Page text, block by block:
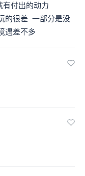
有付出的动力
的很差  一部分是没
遇差不多